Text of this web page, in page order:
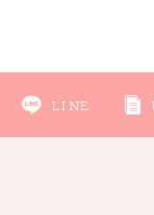
LINE